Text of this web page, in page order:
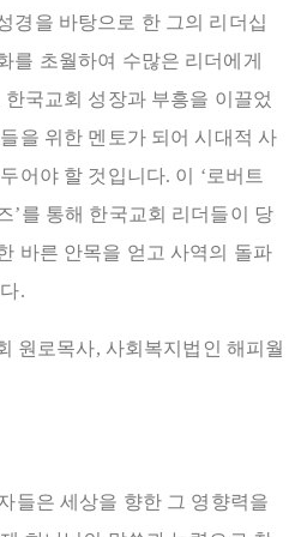
경을 바탕으로 한 그의 리더십
를 초월하여 수많은 리더에게
국교회 성장과 부흥을 이끌었
을 위한 멘토가 되어 시대적 사
어야 할 것입니다. 이 ‘로버트
’를 통해 한국교회 리더들이 당
바른 안목을 얻고 사역의 돌파
.
원로목사, 사회복지법인 해피월
들은 세상을 향한 그 영향력을